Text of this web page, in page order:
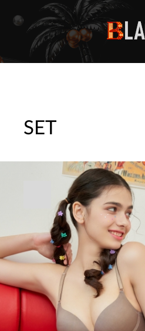
[썸머블프] 1만
SET